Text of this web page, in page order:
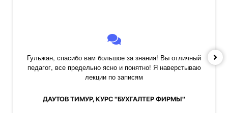
Гульжан, спасибо вам большое за знания! Вы отличный
педагог, все предельно ясно и понятно! Я наверстываю
лекции по записям
ДАУТОВ ТИМУР, КУРС "БУХГАЛТЕР ФИРМЫ"